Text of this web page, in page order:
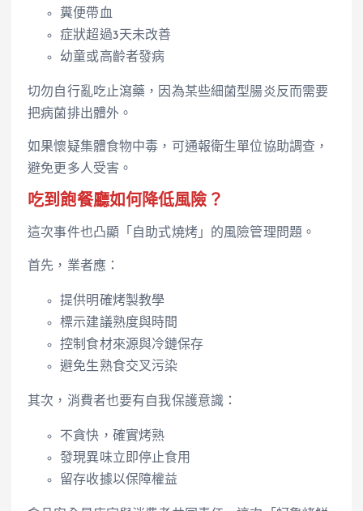
糞便帶血
症狀超過3天未改善
幼童或高齡者發病
切勿自行亂吃止瀉藥，因為某些細菌型腸炎反而需要
把病菌排出體外。
如果懷疑集體食物中毒，可通報衛生單位協助調查，
避免更多人受害。
吃到飽餐廳如何降低風險？
這次事件也凸顯「自助式燒烤」的風險管理問題。
首先，業者應：
提供明確烤製教學
標示建議熟度與時間
控制食材來源與冷鏈保存
避免生熟食交叉污染
其次，消費者也要有自我保護意識：
不貪快，確實烤熟
發現異味立即停止食用
留存收據以保障權益